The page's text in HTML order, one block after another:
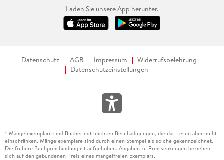
Laden Sie unsere App herunter.
Datenschutz AGB Impressum
Widerrufsbelehrung
Datenschutzeinstellungen
1 Mängelexemplare sind Bücher mit leichten Beschädigungen, die das Lesen aber nicht
einschränken. Mängelexemplare sind durch einen Stempel als solche gekennzeichnet.
Die frühere Buchpreisbindung ist aufgehoben. Angaben zu Preissenkungen beziehen
sich auf den gebundenen Preis eines mangelfreien Exemplars.